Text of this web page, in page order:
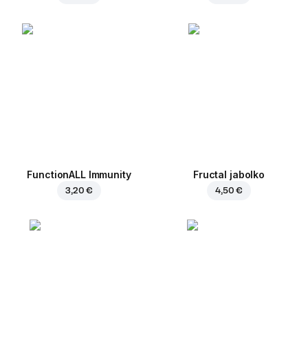
FunctionALL Immunity
3,20 €
Fructal jabolko
4,50 €